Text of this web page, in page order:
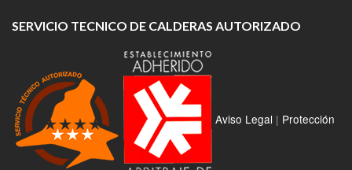
SERVICIO TECNICO DE CALDERAS AUTORIZADO
Aviso Legal | Protección